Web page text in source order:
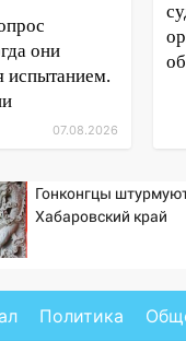
они
испытанием.
07.08.2026
Гонконгцы
Хабаровский край
Политика